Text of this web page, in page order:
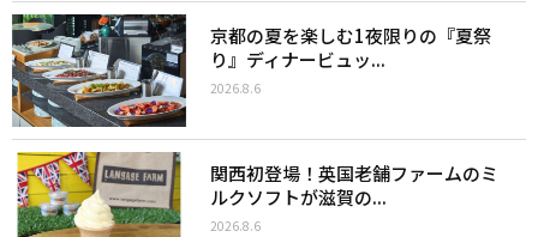
京都の夏を楽しむ1夜限りの『夏祭
り』ディナービュッ...
2026.8.6
関西初登場！英国老舗ファームのミ
ルクソフトが滋賀の...
2026.8.6